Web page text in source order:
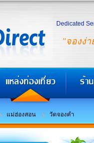
"จองง่
Dedicated
แม่ฮ่องสอน วัดจองคํา